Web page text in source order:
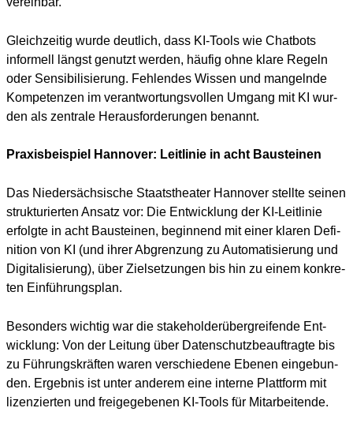
Gleich­zei­tig wur­de deut­lich, dass KI-Tools wie Chat­bots
infor­mell längst genutzt wer­den, häu­fig ohne kla­re Regeln
oder Sen­si­bi­li­sie­rung. Feh­len­des Wis­sen und man­geln­de
Kom­pe­ten­zen im ver­ant­wor­tungs­vol­len Umgang mit KI wur­
den als zen­tra­le Her­aus­for­de­run­gen benannt.
Praxisbeispiel Hannover: Leitlinie in acht Bausteinen
Das Nie­der­säch­si­sche Staats­thea­ter Han­no­ver stell­te sei­nen
struk­tu­rier­ten Ansatz vor: Die Ent­wick­lung der KI-Leit­li­nie
erfolg­te in acht Bau­stei­nen, begin­nend mit einer kla­ren Defi­
ni­ti­on von KI (und ihrer Abgren­zung zu Auto­ma­ti­sie­rung und
Digi­ta­li­sie­rung), über Ziel­set­zun­gen bis hin zu einem kon­kre­
ten Ein­füh­rungs­plan.
Beson­ders wich­tig war die stake­hol­der­über­grei­fen­de Ent­
wick­lung: Von der Lei­tung über Daten­schutz­be­auf­trag­te bis
zu Füh­rungs­kräf­ten waren ver­schie­de­ne Ebe­nen ein­ge­bun­
den. Ergeb­nis ist unter ande­rem eine inter­ne Platt­form mit
lizen­zier­ten und frei­ge­ge­be­nen KI-Tools für Mit­ar­bei­ten­de.